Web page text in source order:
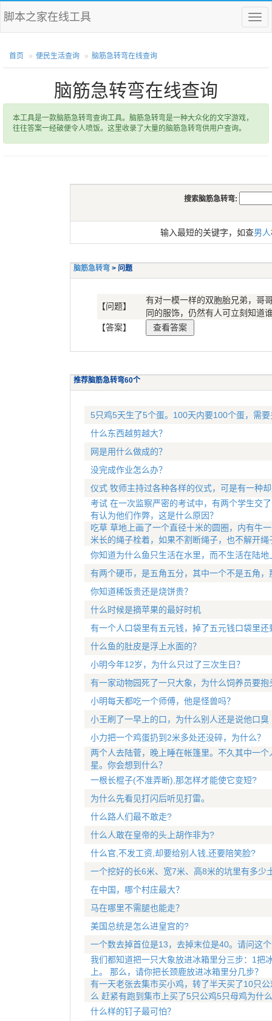
菜
单
脚本之家在线工具
首页 便民生活查询 脑筋急转弯在线查询
脑筋急转弯在线查询
本工具是一款脑筋急转弯查询工具。脑筋急转弯是一种大众化的文字游戏，
往往答案一经破便令人喷饭。这里收录了大量的脑筋急转弯供用户查询。
搜索脑筋急转弯:
输入最短的关键字，如查男人
脑筋急转弯 > 问题
【问题】
有对一模一样的双胞胎兄弟，哥
同的服饰，仍然有人可立刻知道
【答案】
推荐脑筋急转弯60个
5只鸡5天生了5个蛋。100天内要100个蛋，需
什么东西越剪越大？
网是用什么做成的？
没完成作业怎么办？
仪式 牧师主持过各种各样的仪式，可是有一种
考试 在一次监察严密的考试中，有两个学生交
有认为他们作弊，这是什么原因？
吃草 草地上画了一个直径十米的圆圈，内有牛
米长的绳子栓着，如果不割断绳子，也不解开
你知道为什么鱼只生活在水里，而不生活在陆地
有两个硬币，是五角五分，其中一个不是五角，
你知道稀饭贵还是烧饼贵？
什么时候是摘苹果的最好时机
有一个人口袋里有五元钱，掉了五元钱口袋里还
什么鱼的肚皮是浮上水面的？
小明今年12岁，为什么只过了三次生日？
有一家动物园死了一只大象，为什么饲养员要抱
小明每天都吃一个师傅，他是怪兽吗？
小王刷了一早上的口，为什么别人还是说他口臭
小力把一个鸡蛋扔到2米多处还没碎，为什么？
两个人去陆菅，晚上睡在帐篷里。不久其中一
星。你会想到什么？
一根长棍子(不准弄断),那怎样才能使它变短?
为什么先看见打闪后听见打雷。
什么路人们最不敢走?
什么人敢在皇帝的头上胡作非为?
什么官,不发工资,却要给别人钱,还要陪笑脸?
一个挖好的长6米、宽7米、高8米的坑里有多少
在中国，哪个村庄最大？
马在哪里不需腿也能走？
美国总统是怎么进皇宫的?
一个数去掉首位是13，去掉末位是40。请问这
我们都知道把一只大象放进冰箱里分三步：1把
上。 那么，请你把长颈鹿放进冰箱里分几步？
有一天老张去集市买小鸡，转了半天买了10只
么 赶紧有跑到集市上买了5只公鸡5只母鸡为什
什么样的钉子最可怕？